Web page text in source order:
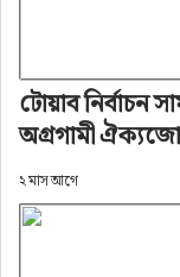
টোয়াব নির্বাচন
অগ্রগামী
২ মাস আগে